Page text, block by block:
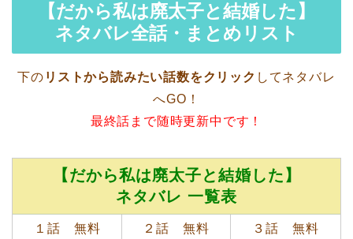
【だから私は廃太子と結婚した】
ネタバレ全話・まとめリスト
下の リストから読みたい話数をクリック してネタバレ
へGO！
最終話まで随時更新中です！
【だから私は廃太子と結婚した】
ネタバレ 一覧表
１話 無料 ２話 無料 ３話 無料